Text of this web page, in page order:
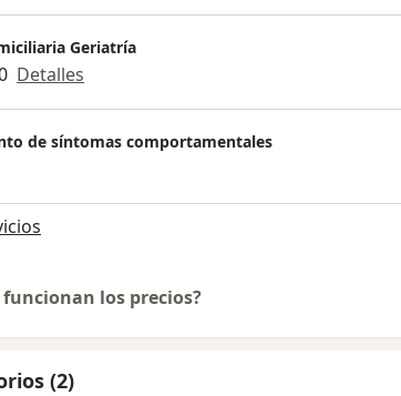
Geriatría
Detalles
de síntomas comportamentales
funcionan los precios?
(2)